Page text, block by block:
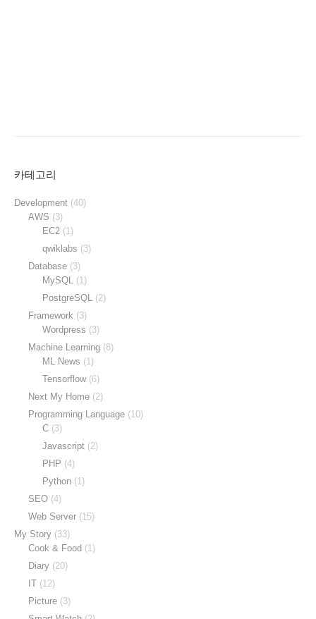
카테고리
Development (40)
AWS (3)
EC2 (1)
qwiklabs (3)
Database (3)
MySQL
(1)
PostgreSQL
(2)
Framework (3)
Wordpress (3)
Machine Learning (8)
ML News (1)
Tensorflow(6)
Next My Home (2)
Programming Language (10)
C (3)
Javascript (2)
PHP (4)
Python (1)
SEO (4)
Web Server (15)
My Story (33)
Cook & Food (1)
Diary (20)
IT (12)
Picture (3)